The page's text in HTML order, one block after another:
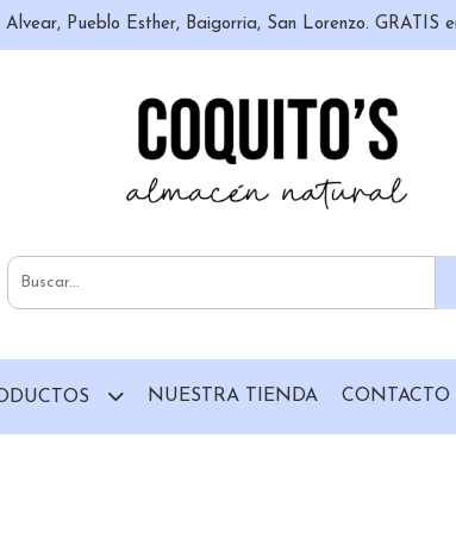
Alvear, Pueblo Esther, Baigorria, San Lorenzo.
NUESTRA TIENDA CONTACTO